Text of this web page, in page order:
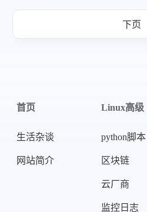
下页
首页
生活杂谈
网站简介
Linux高级
python脚本
区块链
云厂商
监控日志